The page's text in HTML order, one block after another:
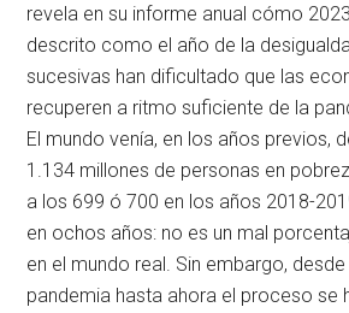
revela en su informe anual cómo
descrito como el año de la
sucesivas han dificultado que las
recuperen a ritmo suficiente de la
El mundo venía, en los años previos,
1.134 millones de personas en
a los 699 ó 700 en los años 2018-
en ochos años: no es un mal
en el mundo real. Sin embargo,
pandemia hasta ahora el proceso se